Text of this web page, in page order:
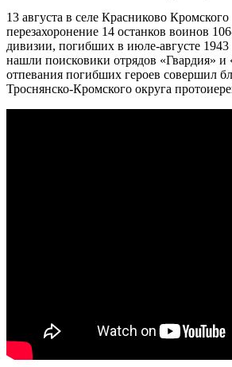
13 августа в селе Красниково Кромского
перезахоронение 14 останков воинов
дивизии, погибших в июле-августе 1943
нашли поисковики отрядов «Гвардия» и
отпевания погибших героев совершил
Троснянско-Кромского округа